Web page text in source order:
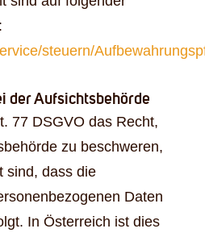
steuern/
der Aufsichtsbehörde
77 DSGVO das Recht,
zu beschweren,
sind, dass die
Daten
In Österreich ist dies